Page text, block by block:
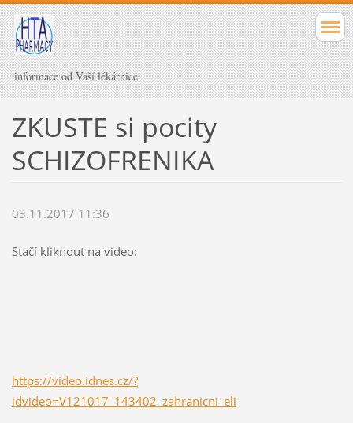
informace od Vaší lékárnice
ZKUSTE si pocity
SCHIZOFRENIKA
03.11.2017 11:36
Stačí kliknout na video:
https://video.idnes.cz/?
idvideo=V121017_143402_zahranicni_eli